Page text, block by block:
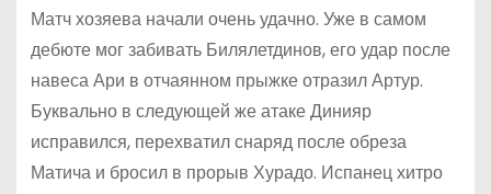
Матч хозяева начали очень удачно. Уже в самом
дебюте мог забивать Билялетдинов, его удар после
навеса Ари в отчаянном прыжке отразил Артур.
Буквально в следующей же атаке Динияр
исправился, перехватил снаряд после обреза
Матича и бросил в прорыв Хурадо. Испанец хитро